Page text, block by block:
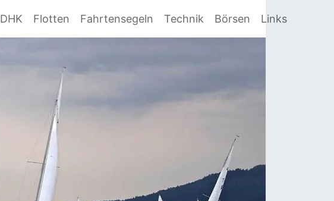
DHK Flotten Fahrtensegeln Technik Börsen Links